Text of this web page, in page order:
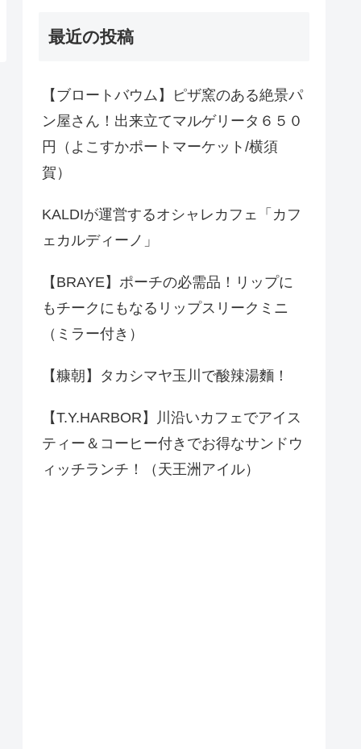
最近の投稿
【ブロートバウム】ピザ窯のある絶景パ
ン屋さん！出来立てマルゲリータ６５０
円（よこすかポートマーケット/横須
賀）
KALDIが運営するオシャレカフェ「カフ
ェカルディーノ」
【BRAYE】ポーチの必需品！リップに
もチークにもなるリップスリークミニ
（ミラー付き）
【糠朝】タカシマヤ玉川で酸辣湯麵！
【T.Y.HARBOR】川沿いカフェでアイス
ティー＆コーヒー付きでお得なサンドウ
ィッチランチ！（天王洲アイル）